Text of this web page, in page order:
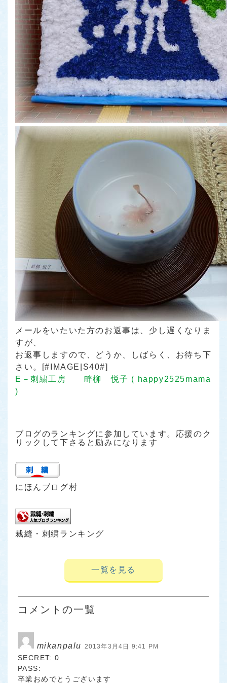
メールをいたいた方のお返事は、少し遅くなりま
すが、
お返事しますので、どうか、しばらく、お待ち下
さい。[#IMAGE|S40#]
E－刺繍工房 畔柳 悦子 ( happy2525mama
)
ブログのランキングに参加しています。応援のク
リックして下さると励みになります
にほんブログ村
裁縫・刺繍ランキング
一覧を見る
コメントの一覧
mikanpalu 2013年3月4日 9:41 PM
SECRET: 0
PASS:
卒業おめでとうございます